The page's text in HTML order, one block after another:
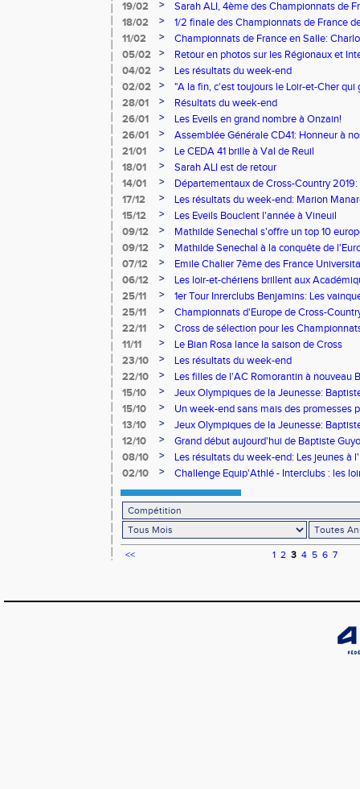
belles promesses
19/02 >
Sarah ALI, 4ème des Championnats de
nouveau record personnel!
18/02 >
1/2 finale des Championnats de France
encore et encore!
11/02 >
Championnats de France en Salle:
proche de l'Or!
05/02 >
Retour en photos sur les Régionaux et
04/02
>
Les résultats du week-end
02/02
>
"A la fin, c'est toujours le Loir-et-Cher qui
28/01
>
Résultats du week-end
26/01
>
Les Eveils en grand nombre à Onzain!
26/01
>
Assemblée Générale CD41: Honneur à
21/01
>
Le CEDA 41 brille à Val de Reuil
18/01
>
Sarah ALI est de retour
14/01
>
Départementaux de Cross-Country
17/12
>
Les résultats du week-end: Marion
15/12
>
Les Eveils Bouclent l'année à Vineuil
09/12
>
Mathilde Senechal s'offre un top 10
09/12
>
Mathilde Senechal à la conquête de
07/12
>
Emile Chalier 7ème des France
06/12
>
Les loir-et-chériens brillent aux
25/11
>
1er Tour Inrerclubs Benjamins: Les
l'appétit
25/11 >
Championnats d'Europe de Cross-
pour Mathilde Senechal
22/11 >
Cross de sélection pour les
en lice à Lisses
11/11 >
Le Bian Rosa lance la saison de Cross
23/10
>
Les résultats du week-end
22/10
>
Les filles de l'AC Romorantin à nouveau
15/10
>
Jeux Olympiques de la Jeunesse:
15/10
>
Un week-end sans mais des promesses
13/10
>
Jeux Olympiques de la Jeunesse:
abattu
12/10 >
Grand début aujourd'hui de Baptiste
Jeunesse
08/10 >
Les résultats du week-end: Les jeunes à
02/10
>
Challenge Equip'Athlé - Interclubs : les
<< 1 2 3 4 5 6 7